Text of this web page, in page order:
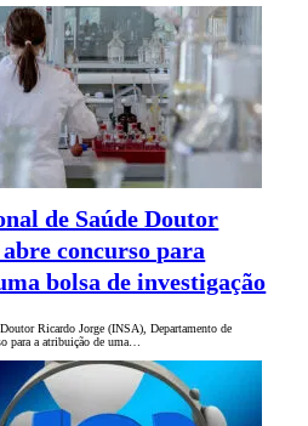
de Saúde Doutor
concurso para
bolsa de investigação
Ricardo Jorge (INSA), Departamento de
para a atribuição de uma…